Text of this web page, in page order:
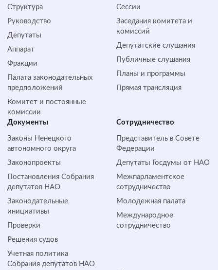
Структура
Руководство
Депутаты
Аппарат
Фракции
Палата законодательных
предположений
Комитет и постоянные
комиссии
Сессии
Заседания комитета и
комиссий
Депутатские слушания
Публичные слушания
Планы и программы
Прямая трансляция
Документы
Законы Ненецкого
автономного округа
Законопроекты
Постановления Собрания
депутатов НАО
Законодательные
инициативы
Проверки
Решения судов
Учетная политика
Собрания депутатов НАО
Сотрудничество
Представитель в Совете
Федерации
Депутаты Госдумы от НАО
Межпарламентское
сотрудничество
Молодежная палата
Международное
сотрудничество